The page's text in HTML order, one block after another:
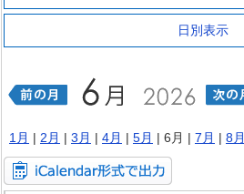
日別表示
1月 | 2月 | 3月 | 4月 | 5月 | 6月 | 7月 | 8月